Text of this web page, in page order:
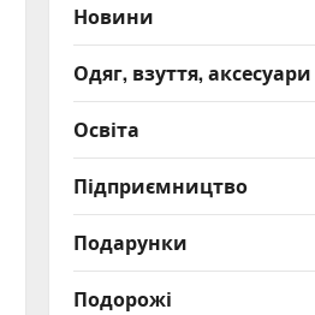
Новини
Одяг, взуття,
Освіта
Підприємництво
Подарунки
Подорожі